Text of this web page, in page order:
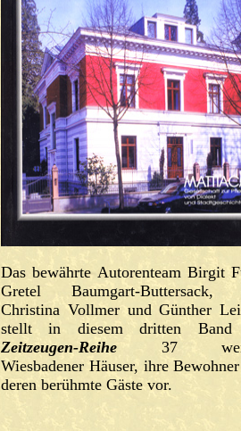
Das bewährte Autorenteam Birgit
Gretel Baumgart-Buttersack,
Christina Vollmer und Günther
stellt in diesem dritten Band
Zeitzeugen-Reihe 37
Wiesbadener Häuser, ihre
deren berühmte Gäste vor.